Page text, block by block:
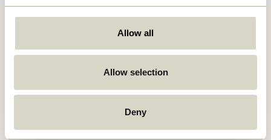
Allow all
Allow selection
Deny